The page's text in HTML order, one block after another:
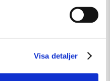
Visa detaljer